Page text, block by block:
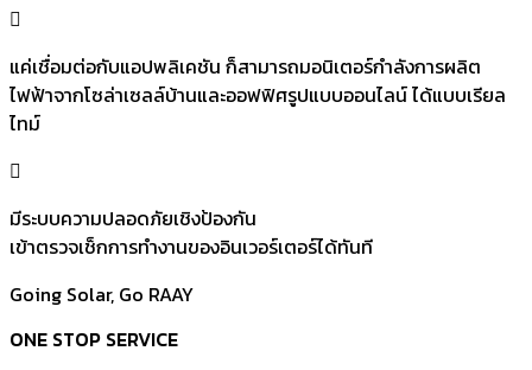
แค่เชื่อมต่อกับแอปพลิเคชัน ก็สามารถมอนิเตอร์กำลังการผลิต
ไฟฟ้าจากโซล่าเซลล์บ้านและออฟฟิศรูปแบบออนไลน์ ได้แบบเรียล
ไทม์
มีระบบความปลอดภัยเชิงป้องกัน
เข้าตรวจเช็กการทำงานของอินเวอร์เตอร์ได้ทันที
Going Solar, Go RAAY
ONE STOP SERVICE